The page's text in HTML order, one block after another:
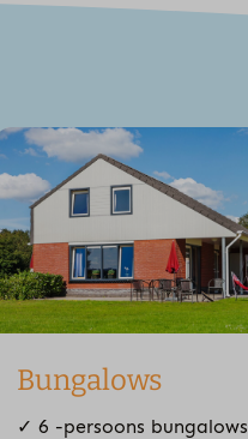
Bungalows
✓ 6 -persoons bungalows